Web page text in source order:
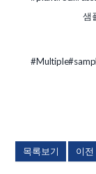
샘
#Multiple
목록보기 이전